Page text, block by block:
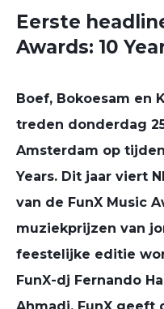
Eerste
Awards: 10
Boef, Bokoesam en
treden donderdag
Amsterdam op
Years. Dit jaar viert
van de FunX Music
muziekprijzen van
feestelijke editie
FunX-dj Fernando